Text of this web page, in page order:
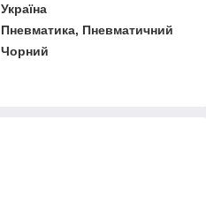
Україна
Пневматика, Пневматичний
Чорний